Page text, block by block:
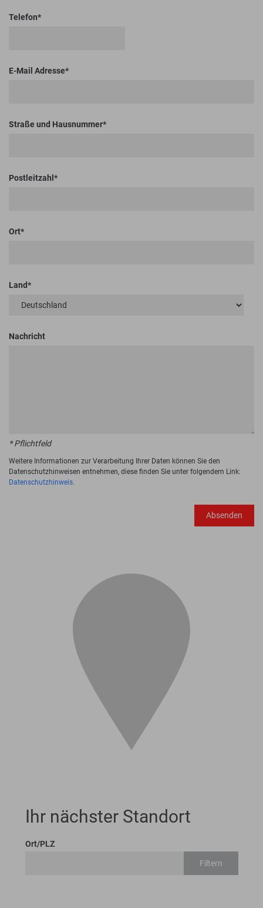
Telefon
E-Mail Adresse
Straße und Hausnummer
Postleitzahl
Ort
Land
Nachricht
* Pflichtfeld
Weitere Informationen zur Verarbeitung Ihrer Daten können Sie den
Datenschutzhinweisen entnehmen, diese finden Sie unter folgendem Link:
Datenschutzhinweis.
Absenden
Ihr nächster Standort
Ort/PLZ
Filtern